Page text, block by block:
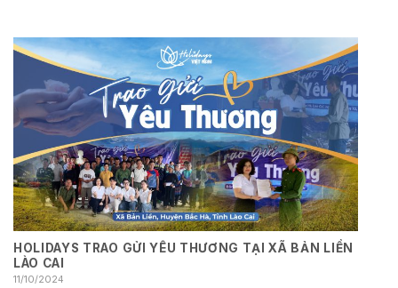
HOLIDAYS TRAO GỬI YÊU THƯƠNG TẠI XÃ BẢN LIỀN
LÀO CAI
11/10/2024